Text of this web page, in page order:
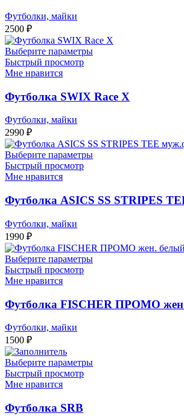
Футболки, майки
2500 ₽
Выберите параметры
Быстрый просмотр
Мне нравится
Футболка SWIX Race X
Футболки, майки
2990 ₽
Выберите параметры
Быстрый просмотр
Мне нравится
Футболка ASICS SS STRIPES
Футболки, майки
1990 ₽
Выберите параметры
Быстрый просмотр
Мне нравится
Футболка FISCHER ПРОМО
Футболки, майки
1500 ₽
Выберите параметры
Быстрый просмотр
Мне нравится
Футболка SRB